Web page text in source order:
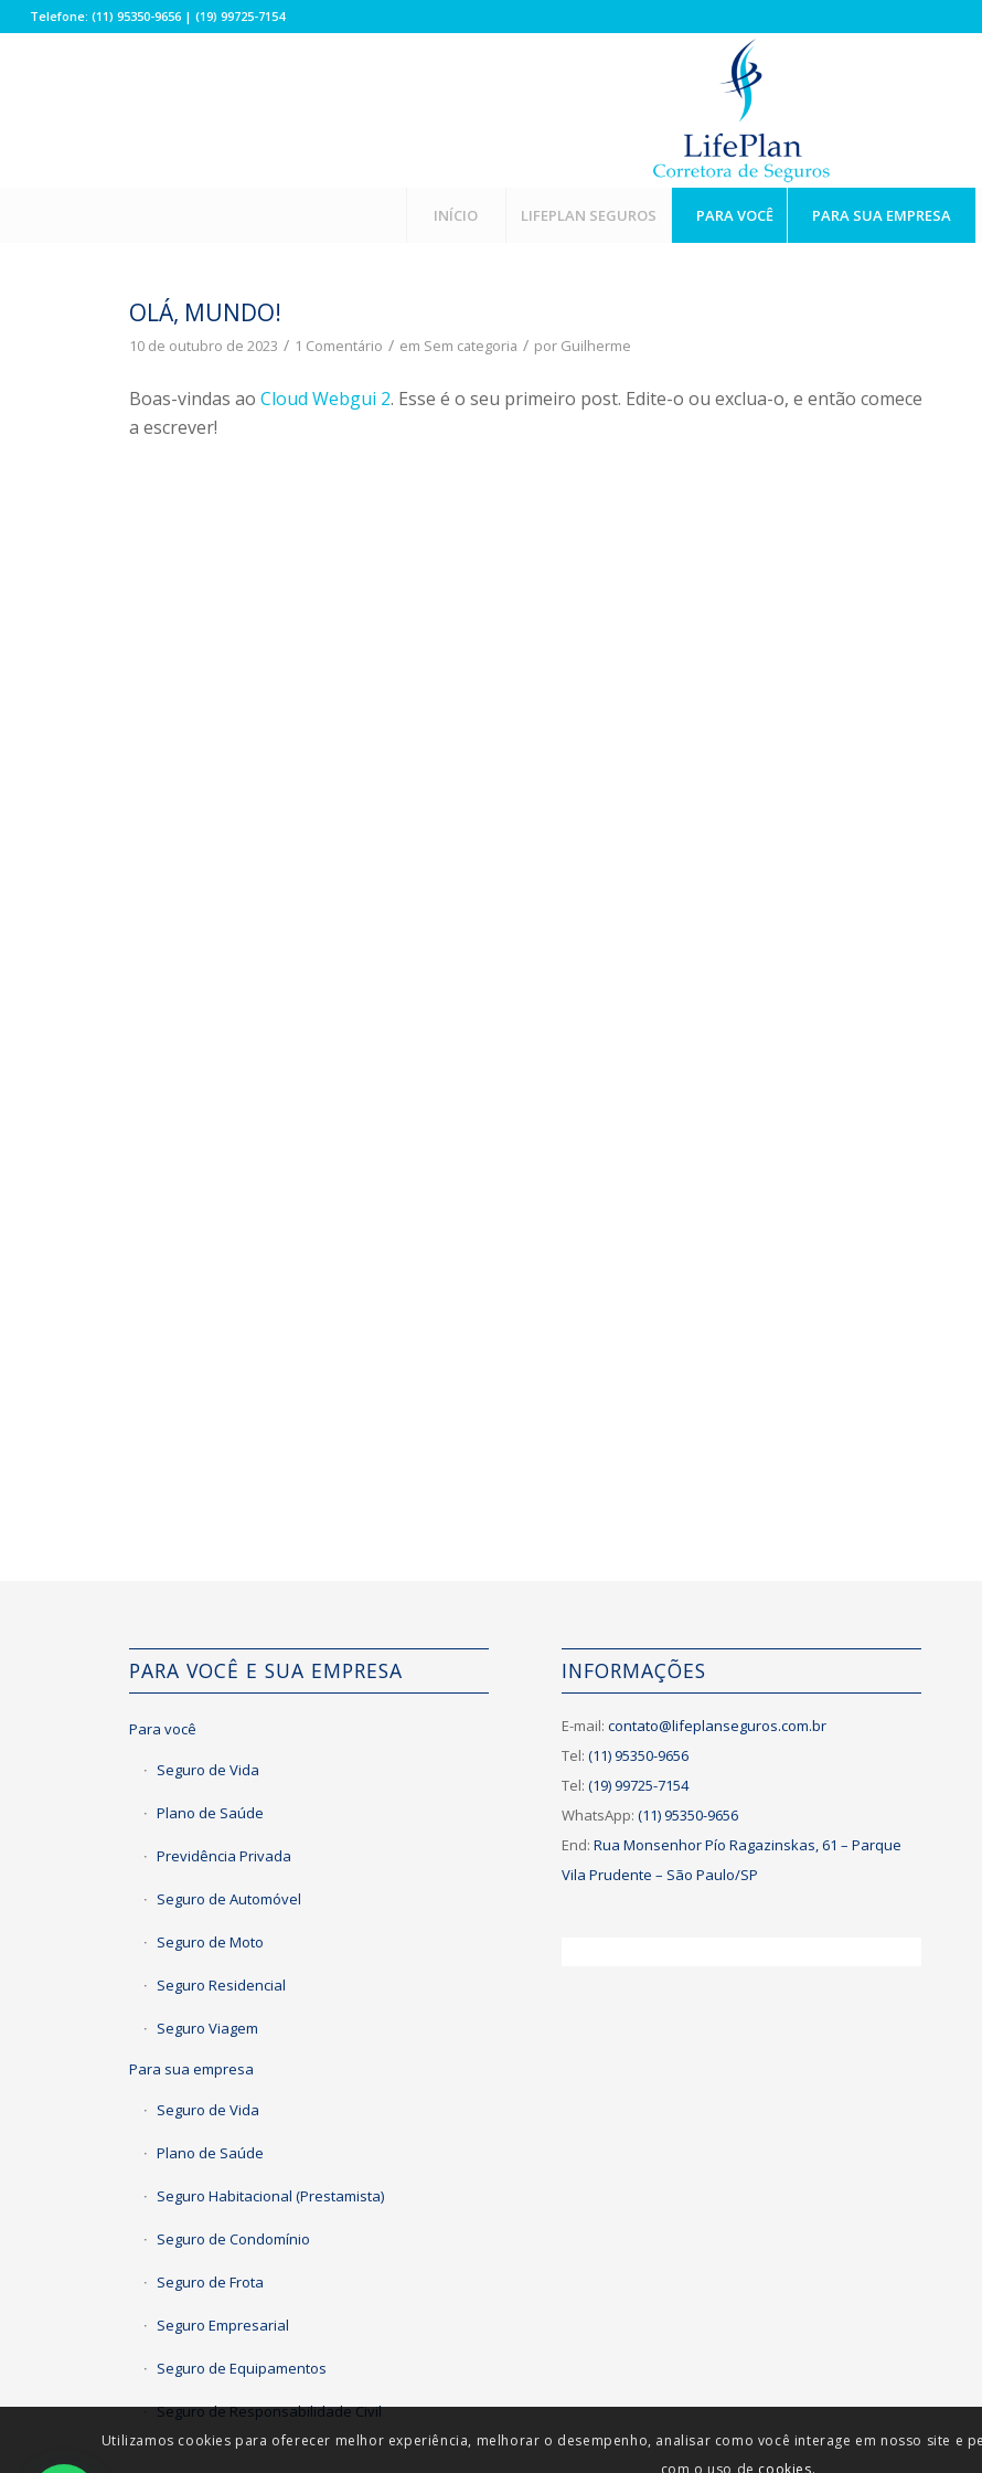
Telefone: (11) 95350-9656 | (19) 99725-7154
INÍCIO LIFEPLAN SEGUROS PARA VOCÊ PARA SUA EMPRESA
OLÁ, MUNDO!
10 de outubro de 2023 / 1 Comentário / em Sem categoria / por Guilherme
Boas-vindas aoCloud Webgui 2. Esse é o seu primeiro post. Edite-o ou exclua-o, e então comece
a escrever!
PARA VOCÊ E SUA EMPRESA
Para você
Seguro de Vida
Plano de Saúde
Previdência Privada
Seguro de Automóvel
Seguro de Moto
Seguro Residencial
Seguro Viagem
Para sua empresa
Seguro de Vida
Plano de Saúde
Seguro Habitacional (Prestamista)
Seguro de Condomínio
Seguro de Frota
Seguro Empresarial
Seguro de Equipamentos
Seguro de Responsabilidade Civil
INFORMAÇÕES
E-mail:contato@lifeplanseguros.com.br
Tel:(11) 95350-9656
Tel:(19) 99725-7154
WhatsApp:(11) 95350-9656
End:Rua Monsenhor Pío Ragazinskas, 61 – Parque
Vila Prudente – São Paulo/SP
Utilizamos cookies para oferecer melhor experiência, melhorar o desempenho, analisar como você interage em nosso site e
com o uso de cookies.